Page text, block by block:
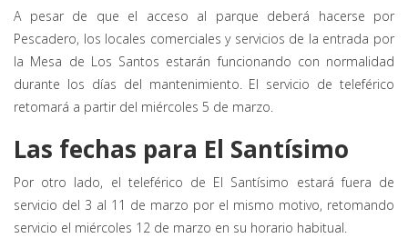
A pesar de que el acceso al parque deberá hacerse por
Pescadero, los locales comerciales y servicios de la entrada por
la Mesa de Los Santos estarán funcionando con normalidad
durante los días del mantenimiento. El servicio de teleférico
retomará a partir del miércoles 5 de marzo.
Las fechas para El Santísimo
Por otro lado, el teleférico de El Santísimo estará fuera de
servicio del 3 al 11 de marzo por el mismo motivo, retomando
servicio el miércoles 12 de marzo en su horario habitual.